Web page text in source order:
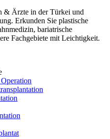
& Ärzte in der Türkei und
Erkunden Sie plastische
bariatrische
Fachgebiete mit Leichtigkeit.